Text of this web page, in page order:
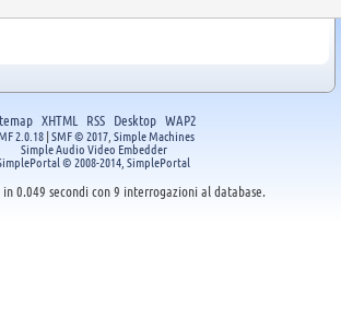
XHTML RSS Desktop WAP2
2.0.18|SMF © 2017 Simple Machines
Simple Audio Video Embedder
© 2008-2014, SimplePortal
0.049 secondi con 9 interrogazioni al database.